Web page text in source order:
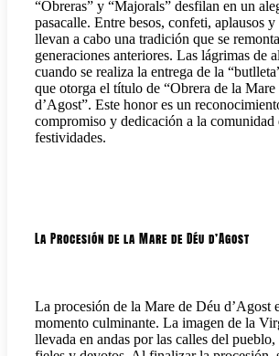
“Obreras” y “Majorals” desfilan en un
pasacalle. Entre besos, confeti, aplausos y
llevan a cabo una tradición que se
generaciones anteriores. Las lágrimas de
cuando se realiza la entrega de la
que otorga el título de “Obrera de la Mare
d’Agost”. Este honor es un
compromiso y dedicación a la comunidad
festividades.
La Procesión de la Mare de Déu d’Agost
La procesión de la Mare de Déu d’Agost
momento culminante. La imagen de la
llevada en andas por las calles del pueblo,